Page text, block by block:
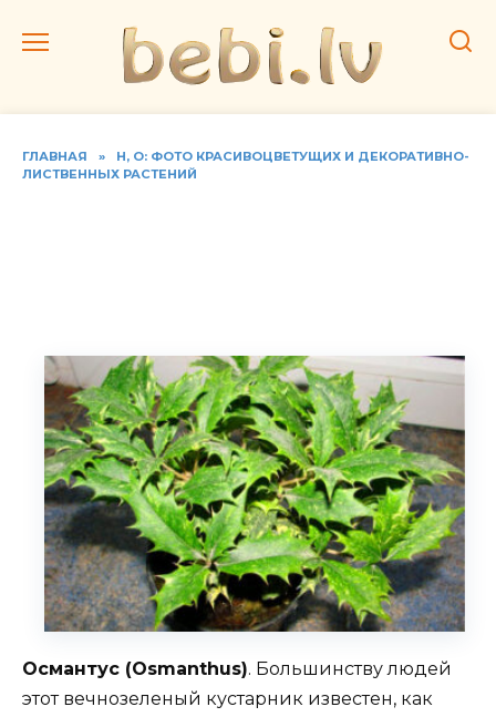
ГЛАВНАЯ »
Н, О: ФОТО КРАСИВОЦВЕТУЩИХ И ДЕКОРАТИВНО-
ЛИСТВЕННЫХ РАСТЕНИЙ
Османтус (Osmanthus). Большинству людей
этот вечнозеленый кустарник известен, как